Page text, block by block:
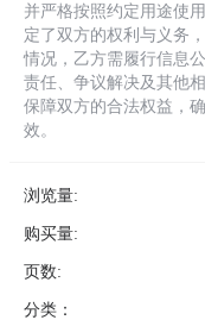
并严格按照约定用途使
定了双方的权利与义务
情况，乙方需履行信息
责任、争议解决及其他
保障双方的合法权益，
效。
浏览量:
购买量:
页数:
分类：